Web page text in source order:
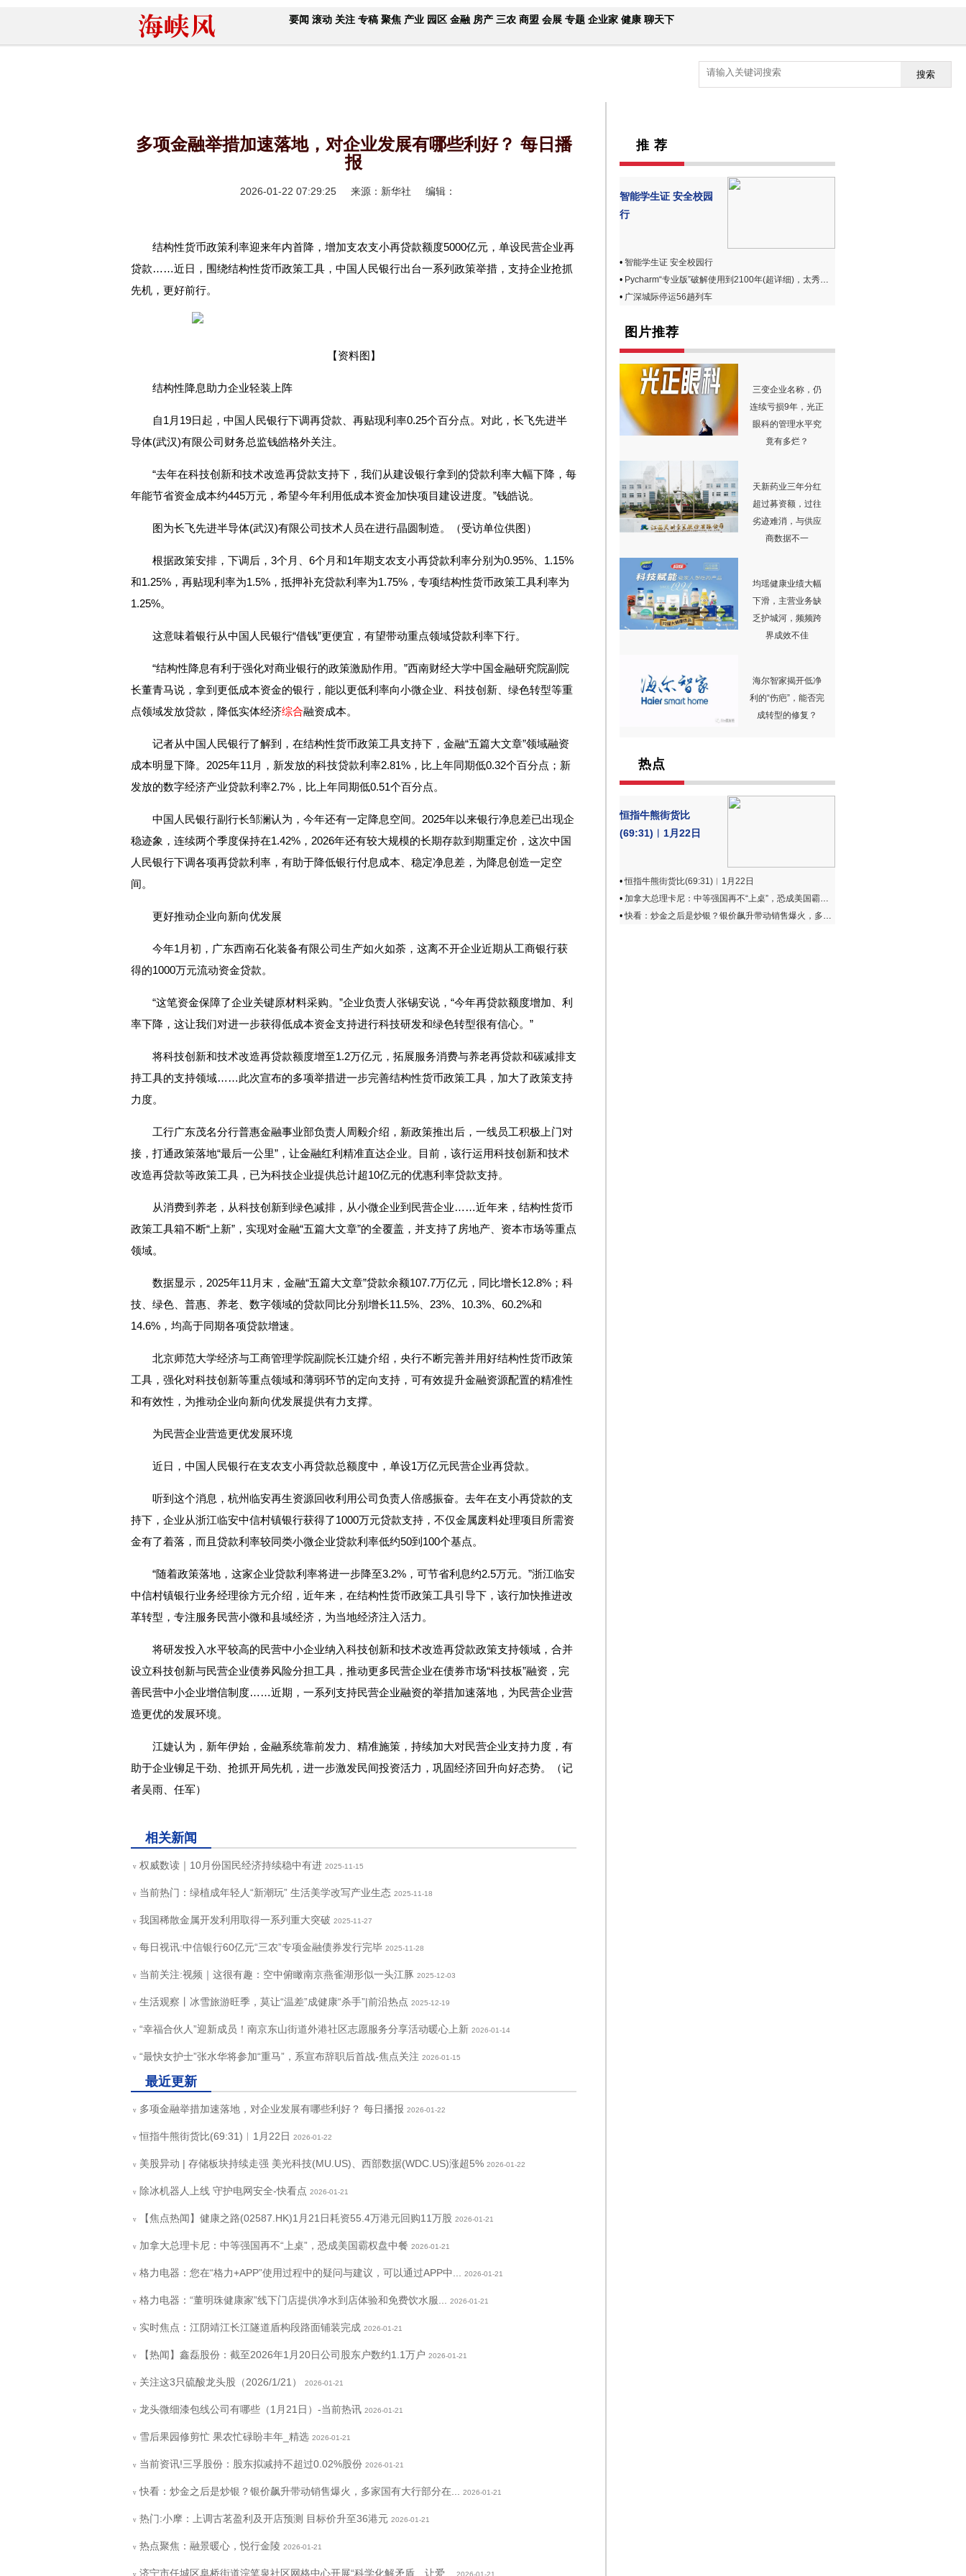
要闻 滚动 关注 专稿 聚焦 产业 园区 金融 房产 三农 商盟 会展 专题 企业家 健康 聊天下
搜索
多项金融举措加速落地，对企业发展有哪些利好？ 每日播
报
2026-01-22 07:29:25 来源：新华社 编辑：
结构性货币政策利率迎来年内首降，增加支农支小再贷款额度5000亿元，单设民营企业再
贷款……近日，围绕结构性货币政策工具，中国人民银行出台一系列政策举措，支持企业抢抓
先机，更好前行。
【资料图】
结构性降息助力企业轻装上阵
自1月19日起，中国人民银行下调再贷款、再贴现利率0.25个百分点。对此，长飞先进半
导体(武汉)有限公司财务总监钱皓格外关注。
“去年在科技创新和技术改造再贷款支持下，我们从建设银行拿到的贷款利率大幅下降，每
年能节省资金成本约445万元，希望今年利用低成本资金加快项目建设进度。”钱皓说。
图为长飞先进半导体(武汉)有限公司技术人员在进行晶圆制造。（受访单位供图）
根据政策安排，下调后，3个月、6个月和1年期支农支小再贷款利率分别为0.95%、1.15%
和1.25%，再贴现利率为1.5%，抵押补充贷款利率为1.75%，专项结构性货币政策工具利率为
1.25%。
这意味着银行从中国人民银行“借钱”更便宜，有望带动重点领域贷款利率下行。
“结构性降息有利于强化对商业银行的政策激励作用。”西南财经大学中国金融研究院副院
长董青马说，拿到更低成本资金的银行，能以更低利率向小微企业、科技创新、绿色转型等重
点领域发放贷款，降低实体经济综合融资成本。
记者从中国人民银行了解到，在结构性货币政策工具支持下，金融“五篇大文章”领域融资
成本明显下降。2025年11月，新发放的科技贷款利率2.81%，比上年同期低0.32个百分点；新
发放的数字经济产业贷款利率2.7%，比上年同期低0.51个百分点。
中国人民银行副行长邹澜认为，今年还有一定降息空间。2025年以来银行净息差已出现企
稳迹象，连续两个季度保持在1.42%，2026年还有较大规模的长期存款到期重定价，这次中国
人民银行下调各项再贷款利率，有助于降低银行付息成本、稳定净息差，为降息创造一定空
间。
更好推动企业向新向优发展
今年1月初，广东西南石化装备有限公司生产如火如荼，这离不开企业近期从工商银行获
得的1000万元流动资金贷款。
“这笔资金保障了企业关键原材料采购。”企业负责人张锡安说，“今年再贷款额度增加、利
率下降，这让我们对进一步获得低成本资金支持进行科技研发和绿色转型很有信心。”
将科技创新和技术改造再贷款额度增至1.2万亿元，拓展服务消费与养老再贷款和碳减排支
持工具的支持领域……此次宣布的多项举措进一步完善结构性货币政策工具，加大了政策支持
力度。
工行广东茂名分行普惠金融事业部负责人周毅介绍，新政策推出后，一线员工积极上门对
接，打通政策落地“最后一公里”，让金融红利精准直达企业。目前，该行运用科技创新和技术
改造再贷款等政策工具，已为科技企业提供总计超10亿元的优惠利率贷款支持。
从消费到养老，从科技创新到绿色减排，从小微企业到民营企业……近年来，结构性货币
政策工具箱不断“上新”，实现对金融“五篇大文章”的全覆盖，并支持了房地产、资本市场等重点
领域。
数据显示，2025年11月末，金融“五篇大文章”贷款余额107.7万亿元，同比增长12.8%；科
技、绿色、普惠、养老、数字领域的贷款同比分别增长11.5%、23%、10.3%、60.2%和
14.6%，均高于同期各项贷款增速。
北京师范大学经济与工商管理学院副院长江婕介绍，央行不断完善并用好结构性货币政策
工具，强化对科技创新等重点领域和薄弱环节的定向支持，可有效提升金融资源配置的精准性
和有效性，为推动企业向新向优发展提供有力支撑。
为民营企业营造更优发展环境
近日，中国人民银行在支农支小再贷款总额度中，单设1万亿元民营企业再贷款。
听到这个消息，杭州临安再生资源回收利用公司负责人倍感振奋。去年在支小再贷款的支
持下，企业从浙江临安中信村镇银行获得了1000万元贷款支持，不仅金属废料处理项目所需资
金有了着落，而且贷款利率较同类小微企业贷款利率低约50到100个基点。
“随着政策落地，这家企业贷款利率将进一步降至3.2%，可节省利息约2.5万元。”浙江临安
中信村镇银行业务经理徐方元介绍，近年来，在结构性货币政策工具引导下，该行加快推进改
革转型，专注服务民营小微和县域经济，为当地经济注入活力。
将研发投入水平较高的民营中小企业纳入科技创新和技术改造再贷款政策支持领域，合并
设立科技创新与民营企业债券风险分担工具，推动更多民营企业在债券市场“科技板”融资，完
善民营中小企业增信制度……近期，一系列支持民营企业融资的举措加速落地，为民营企业营
造更优的发展环境。
江婕认为，新年伊始，金融系统靠前发力、精准施策，持续加大对民营企业支持力度，有
助于企业铆足干劲、抢抓开局先机，进一步激发民间投资活力，巩固经济回升向好态势。（记
者吴雨、任军）
相关新闻
v 权威数读｜10月份国民经济持续稳中有进 2025-11-15
v 当前热门：绿植成年轻人“新潮玩” 生活美学改写产业生态 2025-11-18
v 我国稀散金属开发利用取得一系列重大突破 2025-11-27
v 每日视讯:中信银行60亿元“三农”专项金融债券发行完毕 2025-11-28
v 当前关注:视频｜这很有趣：空中俯瞰南京燕雀湖形似一头江豚 2025-12-03
v 生活观察丨冰雪旅游旺季，莫让“温差”成健康“杀手”|前沿热点 2025-12-19
v “幸福合伙人”迎新成员！南京东山街道外港社区志愿服务分享活动暖心上新 2026-01-14
v “最快女护士”张水华将参加“重马”，系宣布辞职后首战-焦点关注 2026-01-15
最近更新
v 多项金融举措加速落地，对企业发展有哪些利好？ 每日播报 2026-01-22
v 恒指牛熊街货比(69:31)︱1月22日 2026-01-22
v 美股异动 | 存储板块持续走强 美光科技(MU.US)、西部数据(WDC.US)涨超5% 2026-01-22
v 除冰机器人上线 守护电网安全-快看点 2026-01-21
v 【焦点热闻】健康之路(02587.HK)1月21日耗资55.4万港元回购11万股 2026-01-21
v 加拿大总理卡尼：中等强国再不“上桌”，恐成美国霸权盘中餐 2026-01-21
v 格力电器：您在“格力+APP”使用过程中的疑问与建议，可以通过APP中... 2026-01-21
v 格力电器：“董明珠健康家”线下门店提供净水到店体验和免费饮水服... 2026-01-21
v 实时焦点：江阴靖江长江隧道盾构段路面铺装完成 2026-01-21
v 【热闻】鑫磊股份：截至2026年1月20日公司股东户数约1.1万户 2026-01-21
v 关注这3只硫酸龙头股（2026/1/21） 2026-01-21
v 龙头微细漆包线公司有哪些（1月21日）-当前热讯 2026-01-21
v 雪后果园修剪忙 果农忙碌盼丰年_精选 2026-01-21
v 当前资讯!三孚股份：股东拟减持不超过0.02%股份 2026-01-21
v 快看：炒金之后是炒银？银价飙升带动销售爆火，多家国有大行部分在... 2026-01-21
v 热门:小摩：上调古茗盈利及开店预测 目标价升至36港元 2026-01-21
v 热点聚焦：融景暖心，悦行金陵 2026-01-21
济宁市任城区阜桥街道浣笔泉社区网格中心开展“科学化解矛盾、让爱... 2026-01-21
推 荐
智能学生证 安全校园
行
• 智能学生证 安全校园行
• Pycharm“专业版”破解使用到2100年(超详细)，太秀、太赞、太好用！
• 广深城际停运56趟列车
图片推荐
三变企业名称，仍
连续亏损9年，光正
眼科的管理水平究
竟有多烂？
天新药业三年分红
超过募资额，过往
劣迹难消，与供应
商数据不一
均瑶健康业绩大幅
下滑，主营业务缺
乏护城河，频频跨
界成效不佳
海尔智家揭开低净
利的“伤疤”，能否完
成转型的修复？
热点
恒指牛熊街货比
(69:31)︱1月22日
•恒指牛熊街货比(69:31)︱1月22日
• 加拿大总理卡尼：中等强国再不“上桌”，恐成美国霸权盘中餐
•快看：炒金之后是炒银？银价飙升带动销售爆火，多家国有大行部分在售银质产品脱销断货